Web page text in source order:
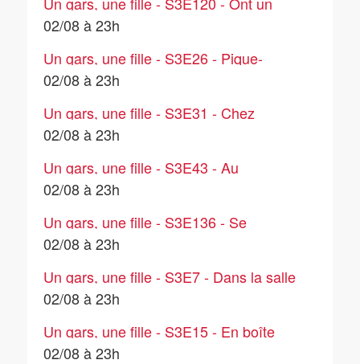
ordinateur (1)
02/08 à 23h
Un gars, une fille - S3E26 - Pique-
niquent
02/08 à 23h
Un gars, une fille - S3E31 - Chez
l'assureur
02/08 à 23h
Un gars, une fille - S3E43 - Au
magasin de disques
02/08 à 23h
Un gars, une fille - S3E136 - Se
soupçonnent
02/08 à 23h
Un gars, une fille - S3E7 - Dans la salle
de bain (5)
02/08 à 23h
Un gars, une fille - S3E15 - En boîte
(1)
02/08 à 23h